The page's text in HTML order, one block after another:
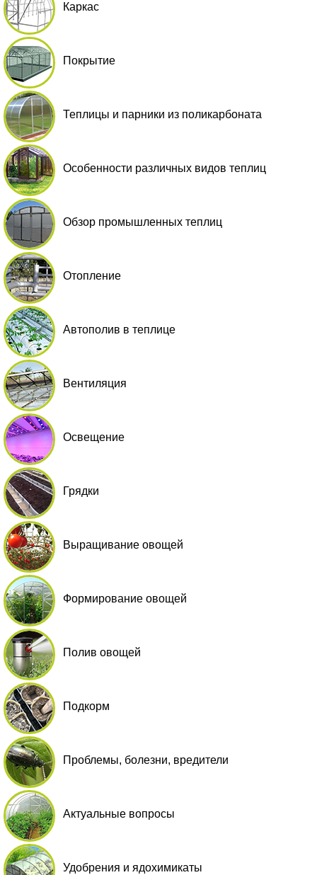
Каркас
Покрытие
Теплицы и парники из поликарбоната
Особенности различных видов теплиц
Обзор промышленных теплиц
Отопление
Автополив в теплице
Вентиляция
Освещение
Грядки
Выращивание овощей
Формирование овощей
Полив овощей
Подкорм
Проблемы, болезни, вредители
Актуальные вопросы
Удобрения и ядохимикаты